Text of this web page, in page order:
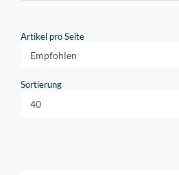
Artikel pro Seite
Sortierung